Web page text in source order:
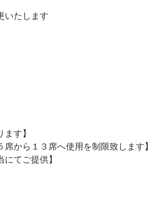
いたします
す】
から１３席へ使用を制限致します】
てご提供】